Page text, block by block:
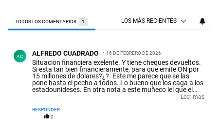
TODOS LOS COMENTARIOS 1 LOS MÁS RECIENTES
AC ALFREDO CUADRADO 16 DE FEBRERO DE 2026
Situacion financiera exelente. Y tiene cheques devueltos.
Si esta tan bien financieramente, para que emite ON por
15 millones de dolares?¿?. Este me parece que se las
pone hasta el pecho a todos. Lo bueno que los caga a los
estadounideses. En otra nota a este muñeco lei que el
credito obtenido una de las condiciones es que por el
por 125 millones de dolares????!!!!
Leer mas
RESPONDER
0